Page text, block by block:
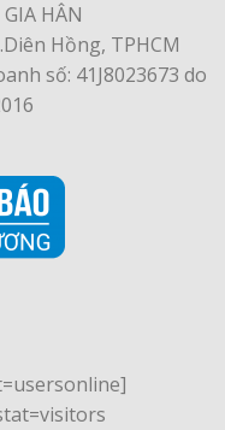
HÂN
Hồng, TPHCM
số: 41J8023673 do